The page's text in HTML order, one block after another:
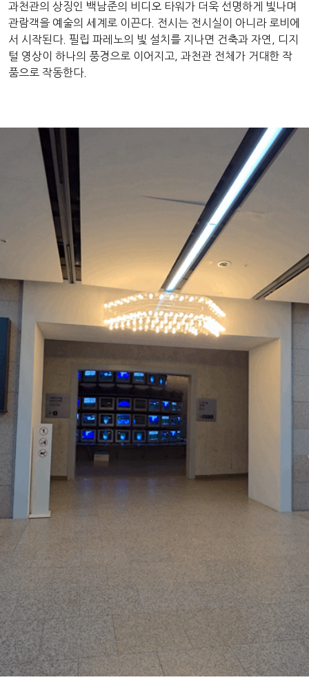
과천관의 상징인 백남준의 비디오 타워가 더욱 선명하게 빛나며
관람객을 예술의 세계로 이끈다. 전시는 전시실이 아니라 로비에
서 시작된다. 필립 파레노의 빛 설치를 지나면 건축과 자연, 디지
털 영상이 하나의 풍경으로 이어지고, 과천관 전체가 거대한 작
품으로 작동한다.